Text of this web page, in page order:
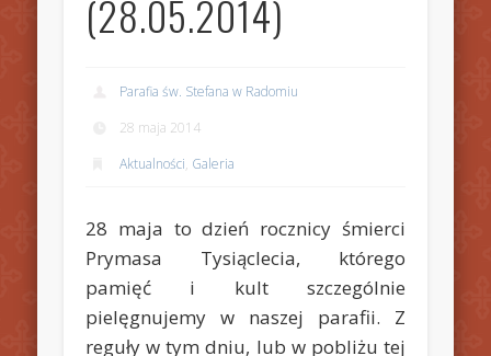
(28.05.2014)
Parafia św. Stefana w Radomiu
28 maja 2014
Aktualności, Galeria
28 maja to dzień rocznicy śmierci
Prymasa Tysiąclecia, którego
pamięć i kult szczególnie
pielęgnujemy w naszej parafii. Z
reguły w tym dniu, lub w pobliżu tej